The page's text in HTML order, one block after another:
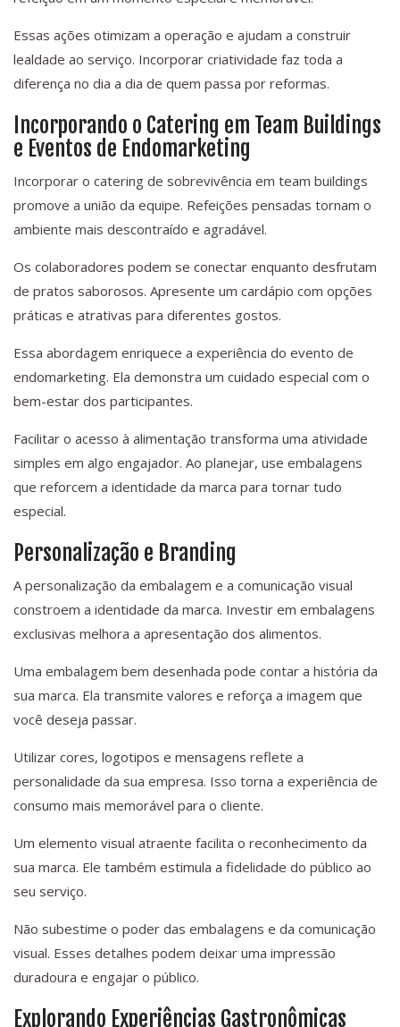
Essas ações otimizam a operação e ajudam a construir
lealdade ao serviço. Incorporar criatividade faz toda a
diferença no dia a dia de quem passa por reformas.
Incorporando o Catering em Team Buildings
e Eventos de Endomarketing
Incorporar o catering de sobrevivência em team buildings
promove a união da equipe. Refeições pensadas tornam o
ambiente mais descontraído e agradável.
Os colaboradores podem se conectar enquanto desfrutam
de pratos saborosos. Apresente um cardápio com opções
práticas e atrativas para diferentes gostos.
Essa abordagem enriquece a experiência do evento de
endomarketing. Ela demonstra um cuidado especial com o
bem-estar dos participantes.
Facilitar o acesso à alimentação transforma uma atividade
simples em algo engajador. Ao planejar, use embalagens
que reforcem a identidade da marca para tornar tudo
especial.
Personalização e Branding
A personalização da embalagem e a comunicação visual
constroem a identidade da marca. Investir em embalagens
exclusivas melhora a apresentação dos alimentos.
Uma embalagem bem desenhada pode contar a história da
sua marca. Ela transmite valores e reforça a imagem que
você deseja passar.
Utilizar cores, logotipos e mensagens reflete a
personalidade da sua empresa. Isso torna a experiência de
consumo mais memorável para o cliente.
Um elemento visual atraente facilita o reconhecimento da
sua marca. Ele também estimula a fidelidade do público ao
seu serviço.
Não subestime o poder das embalagens e da comunicação
visual. Esses detalhes podem deixar uma impressão
duradoura e engajar o público.
Explorando Experiências Gastronômicas